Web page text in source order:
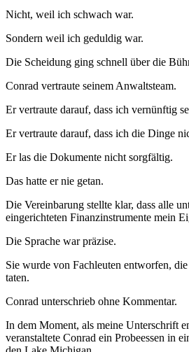
Nicht, weil ich schwach war.
Sondern weil ich geduldig war.
Die Scheidung ging schnell über die
Conrad vertraute seinem Anwaltsteam.
Er vertraute darauf, dass ich vernünftig
Er vertraute darauf, dass ich die Dinge
Er las die Dokumente nicht sorgfältig.
Das hatte er nie getan.
Die Vereinbarung stellte klar, dass alle
eingerichteten Finanzinstrumente mein
Die Sprache war präzise.
Sie wurde von Fachleuten entworfen,
taten.
Conrad unterschrieb ohne Kommentar.
In dem Moment, als meine Unterschrift
veranstaltete Conrad ein Probeessen in